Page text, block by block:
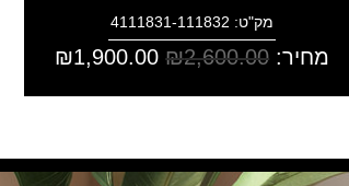
מק"ט: 4111831-111832
מחיר: ₪2,600.00
₪1,900.00